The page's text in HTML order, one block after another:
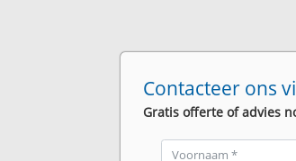
Contacteer ons
Gratis offerte of advies